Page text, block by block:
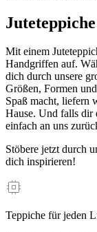
Mit einem
Handgriffen auf.
dich durch unsere
Größen, Formen
Spaß macht, liefern
Hause. Und falls dir
einfach an uns
Stöbere jetzt durch
dich inspirieren!
Teppiche für jeden